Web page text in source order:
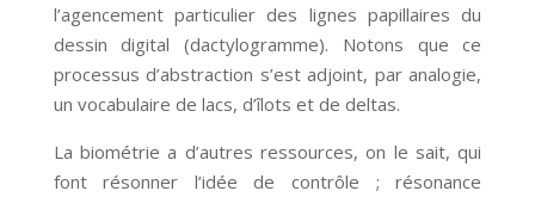
l’agencement particulier des lignes papillaires du
dessin digital (dactylogramme). Notons que ce
processus d’abstraction s’est adjoint, par analogie,
un vocabulaire de lacs, d’îlots et de deltas.
La biométrie a d’autres ressources, on le sait, qui
font résonner l’idée de contrôle ; résonance